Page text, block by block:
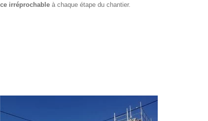
irréprochable à chaque étape du chantier.